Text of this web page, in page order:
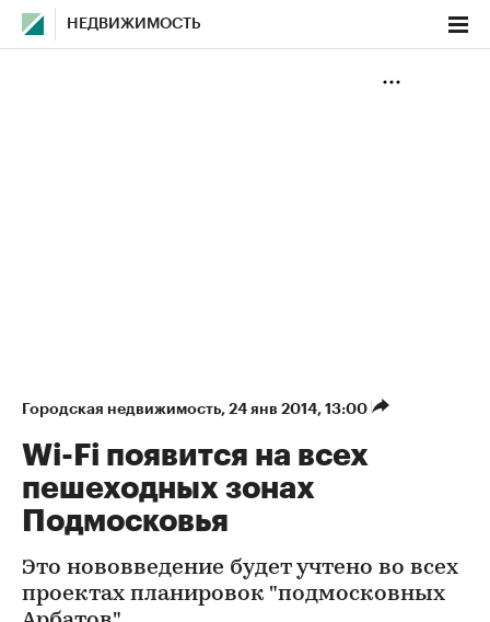
НЕДВИЖИМОСТЬ
Городская недвижимость⁠, 24 янв 2014, 13:00
Wi-Fi появится на всех
пешеходных зонах
Подмосковья
Это нововведение будет учтено во всех
проектах планировок "подмосковных